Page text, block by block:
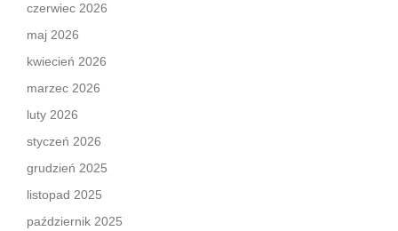
czerwiec 2026
maj 2026
kwiecień 2026
marzec 2026
luty 2026
styczeń 2026
grudzień 2025
listopad 2025
październik 2025